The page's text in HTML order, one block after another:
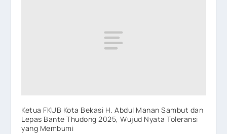
Ketua FKUB Kota Bekasi H. Abdul Manan Sambut dan
Lepas Bante Thudong 2025, Wujud Nyata Toleransi
yang Membumi